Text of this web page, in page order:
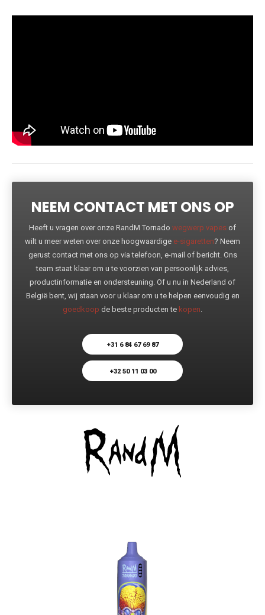
NEEM CONTACT MET ONS OP
Heeft u vragen over onze RandM Tornado wegwerp vapes of
wilt u meer weten over onze hoogwaardige e-sigaretten? Neem
gerust contact met ons op via telefoon, e-mail of bericht. Ons
team staat klaar om u te voorzien van persoonlijk advies,
productinformatie en ondersteuning. Of u nu in Nederland of
België bent, wij staan voor u klaar om u te helpen eenvoudig en
goedkoop de beste producten te kopen.
+31 6 84 67 69 87
+32 50 11 03 00